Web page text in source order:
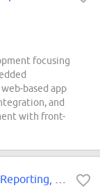
focusing
based app
and
with front-